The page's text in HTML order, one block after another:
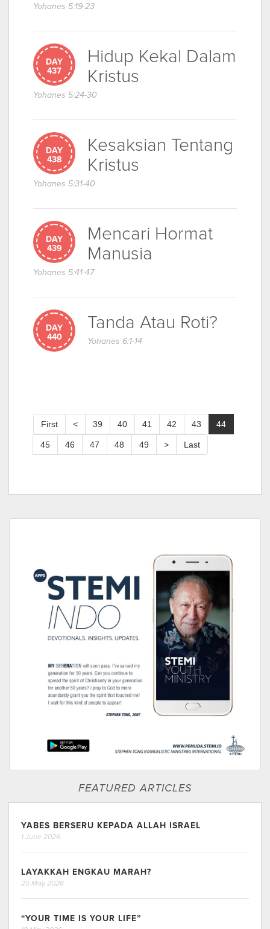
Yohanes 5:19-23
DAY
437
Hidup Kekal Dalam
Kristus
Yohanes 5:24-30
DAY
438
Kesaksian Tentang
Kristus
Yohanes 5:31-40
DAY
439
Mencari Hormat
Manusia
Yohanes 5:41-47
DAY
440
Tanda Atau Roti?
Yohanes 6:1-14
First < 39 40 41 42 43 44
45 46 47 48 49 > Last
FEATURED ARTICLES
YABES BERSERU KEPADA ALLAH ISRAEL
1 June 2026
LAYAKKAH ENGKAU MARAH?
25 May 2026
“YOUR TIME IS YOUR LIFE”